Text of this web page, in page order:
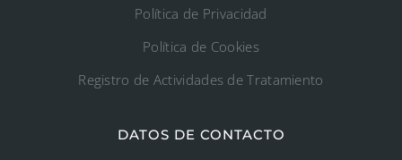
Política de Privacidad
Política de Cookies
Registro de Actividades de Tratamiento
DATOS DE CONTACTO